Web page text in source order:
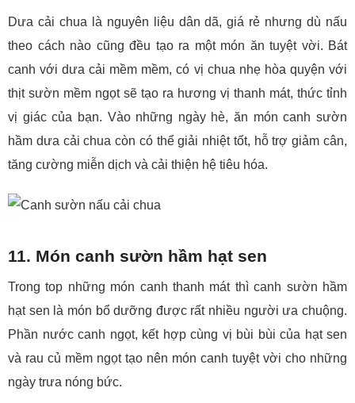
Dưa cải chua là nguyên liệu dân dã, giá rẻ nhưng dù nấu
theo cách nào cũng đều tạo ra một món ăn tuyệt vời. Bát
canh với dưa cải mềm mềm, có vị chua nhẹ hòa quyện với
thịt sườn mềm ngọt sẽ tạo ra hương vị thanh mát, thức tỉnh
vị giác của bạn. Vào những ngày hè, ăn món canh sườn
hầm dưa cải chua còn có thể giải nhiệt tốt, hỗ trợ giảm cân,
tăng cường miễn dịch và cải thiện hệ tiêu hóa.
11. Món canh sườn hầm hạt sen
Trong top những món canh thanh mát thì canh sườn hầm
hạt sen là món bổ dưỡng được rất nhiều người ưa chuộng.
Phần nước canh ngọt, kết hợp cùng vị bùi bùi của hạt sen
và rau củ mềm ngọt tạo nên món canh tuyệt vời cho những
ngày trưa nóng bức.